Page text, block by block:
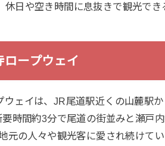
休日や空き時間に息抜きで観光でき
ープウェイ
ェイは、JR尾道駅近くの山麓駅
時間約3分で尾道の街並みと瀬戸
元の人々や観光客に愛され続けてい